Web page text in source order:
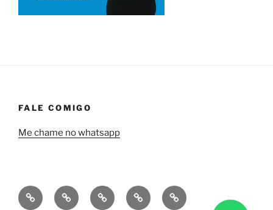
FALE COMIGO
Me chame no whatsapp
Quem
Minha
ContrateSoluçõesTecnologia